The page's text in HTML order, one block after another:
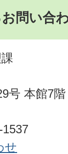
問い合
課
号 本館7階
せ